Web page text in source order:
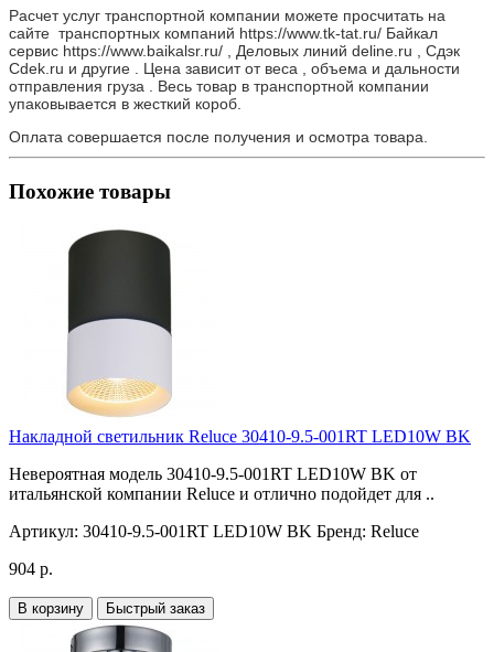
Расчет услуг транспортной компании можете просчитать на
сайте транспортных компаний https://www.tk-tat.ru/ Байкал
сервис https://www.baikalsr.ru/ , Деловых линий deline.ru , Сдэк
Cdek.ru и другие . Цена зависит от веса , объема и дальности
отправления груза . Весь товар в транспортной компании
упаковывается в жесткий короб.
Оплата совершается после получения и осмотра товара.
Похожие товары
Накладной светильник Reluce 30410-9.5-001RT LED10W BK
Невероятная модель 30410-9.5-001RT LED10W BK от
итальянской компании Reluce и отлично подойдет для ..
Артикул: 30410-9.5-001RT LED10W BK Бренд: Reluce
904 р.
В корзину Быстрый заказ